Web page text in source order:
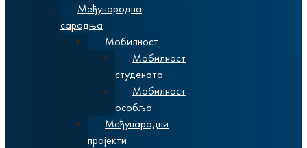
Међународна
сарадња
Мобилност
Мобилност
студената
Мобилност
особља
Међународни
пројекти